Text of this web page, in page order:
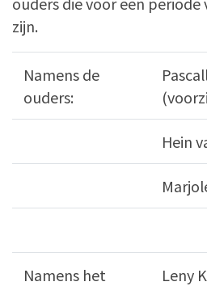
zijn.
Namens de
ouders:
Hein
Namens het
Leny